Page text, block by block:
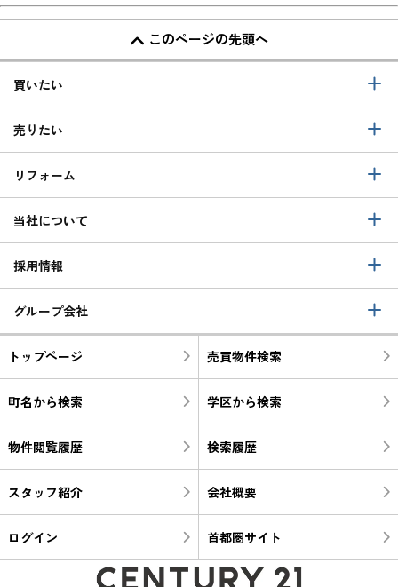
このページの先頭へ
買いたい
売りたい
リフォーム
当社について
採用情報
グループ会社
トップページ 売買物件検索
町名から検索 学区から検索
物件閲覧履歴 検索履歴
スタッフ紹介 会社概要
ログイン 首都圏サイト